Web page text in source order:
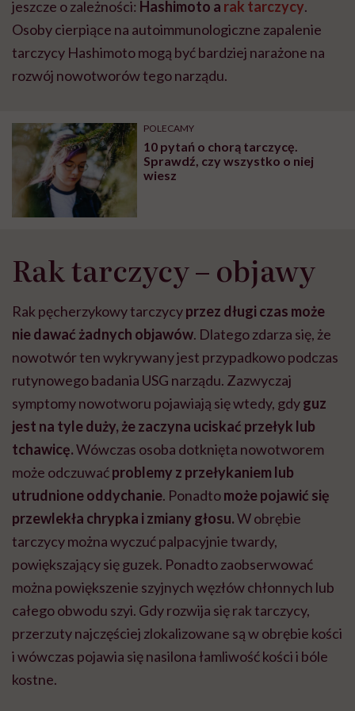
jeszcze o zależności: Hashimoto a rak tarczycy.
Osoby cierpiące na autoimmunologiczne zapalenie
tarczycy Hashimoto mogą być bardziej narażone na
rozwój nowotworów tego narządu.
POLECAMY
10 pytań o chorą tarczycę.
Sprawdź, czy wszystko o niej
wiesz
Rak tarczycy – objawy
Rak pęcherzykowy tarczycyprzez długi czas może
nie dawać żadnych objawów. Dlatego zdarza się, że
nowotwór ten wykrywany jest przypadkowo podczas
rutynowego badania USG narządu. Zazwyczaj
symptomy nowotworu pojawiają się wtedy, gdyguz
jest na tyle duży, że zaczyna uciskać przełyk lub
tchawicę.Wówczas osoba dotknięta nowotworem
może odczuwaćproblemy z przełykaniem lub
utrudnione oddychanie. Ponadtomoże pojawić się
przewlekła chrypka i zmiany głosu.W obrębie
tarczycy można wyczuć palpacyjnie twardy,
powiększający się guzek. Ponadto zaobserwować
można powiększenie szyjnych węzłów chłonnych lub
całego obwodu szyi. Gdy rozwija się rak tarczycy,
przerzuty najczęściej zlokalizowane są w obrębie kości
i wówczas pojawia się nasilona łamliwość kości i bóle
kostne.